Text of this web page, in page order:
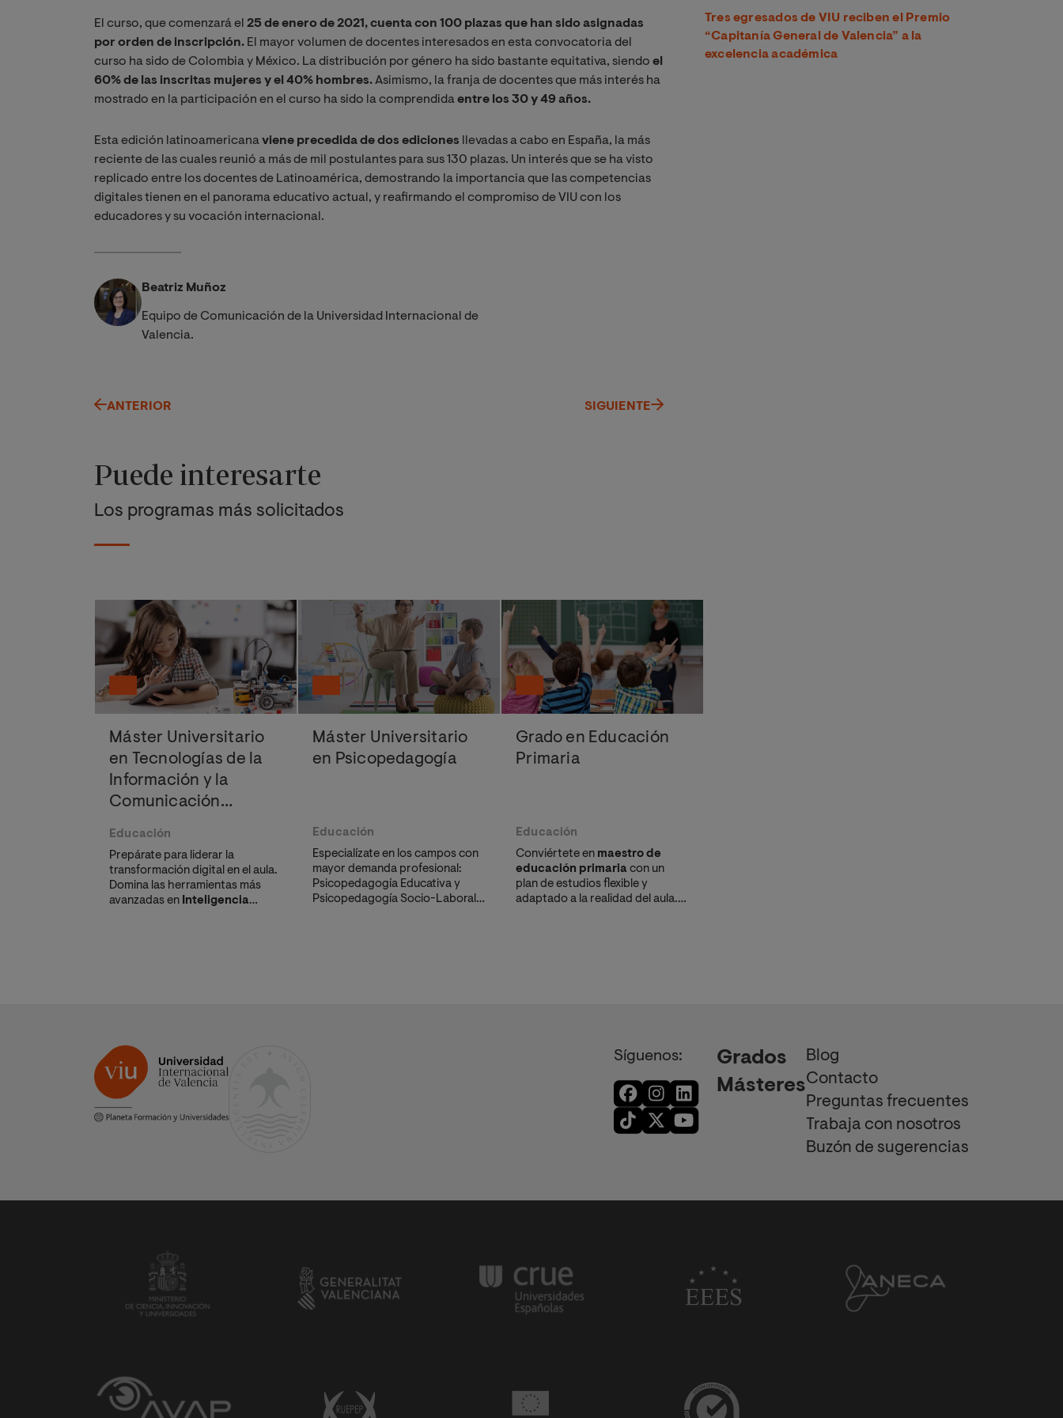
El curso, que comenzará el 25 de enero de 2021, cuenta con 100 plazas que han sido asignadas
por orden de inscripción. El mayor volumen de docentes interesados en esta convocatoria del
curso ha sido de Colombia y México. La distribución por género ha sido bastante equitativa, siendo el
60% de las inscritas mujeres y el 40% hombres.Asimismo, la franja de docentes que más interés ha
mostrado en la participación en el curso ha sido la comprendidaentre los 30 y 49 años.
Esta edición latinoamericanaviene precedida de dos ediciones llevadas a cabo en España, la más
reciente de las cuales reunió a más de mil postulantes para sus 130 plazas. Un interés que se ha visto
replicado entre los docentes de Latinoamérica, demostrando la importancia que las competencias
digitales tienen en el panorama educativo actual, y reafirmando el compromiso de VIU con los
educadores y su vocación internacional.
Beatriz Muñoz
Equipo de Comunicación de la Universidad Internacional de
Valencia.
ANTERIOR SIGUIENTE
Tres egresados de VIU reciben el Premio
“Capitanía General de Valencia” a la
excelencia académica
Puede interesarte
Los programas más solicitados
Máster Universitario
en Tecnologías de la
Información y la
Comunicación
Educación
Prepárate para liderar la
transformación digital en el aula.
Domina las herramientas más
avanzadas en Inteligencia
Máster Universitario
en Psicopedagogía
Educación
Especialízate en los campos con
mayor demanda profesional:
Psicopedagogía Educativa y
Psicopedagogía Socio-Laboral.
Grado en Educación
Primaria
Educación
Conviértete en maestro de
educación primaria con un
plan de estudios flexible y
adaptado a la realidad del aula.
Síguenos:
Grados
Másteres
Blog
Contacto
Preguntas frecuentes
Trabaja con nosotros
Buzón de sugerencias